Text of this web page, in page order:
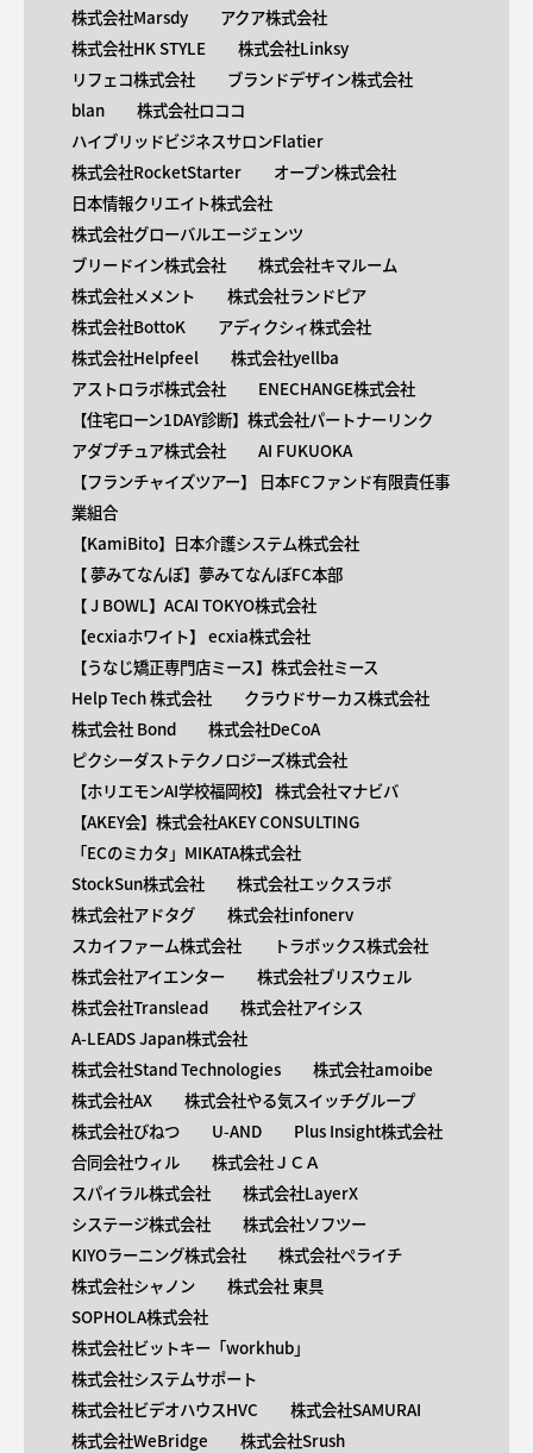
株式会社Marsdy
アクア株式会社
株式会社HK STYLE
株式会社Linksy
リフェコ株式会社
ブランドデザイン株式会社
blan
株式会社ロココ
ハイブリッドビジネスサロンFlatier
株式会社RocketStarter
オープン株式会社
日本情報クリエイト株式会社
株式会社グローバルエージェンツ
ブリードイン株式会社
株式会社キマルーム
株式会社メメント
株式会社ランドピア
株式会社BottoK
アディクシィ株式会社
株式会社Helpfeel
株式会社yellba
アストロラボ株式会社
ENECHANGE株式会社
【住宅ローン1DAY診断】株式会社パートナーリンク
アダプチュア株式会社
AI FUKUOKA
【​フランチャイズツアー】 日本FCファンド有限責任事
業組合
【KamiBito​】日本介護システム株式会社
【 ​夢みてなんぼ】夢みてなんぼFC本部
【 ​J BOWL】ACAI TOKYO株式会社
【​ecxiaホワイト】 ecxia株式会社
【​うなじ矯正専門店ミース】株式会社ミース
Help Tech 株式会社
クラウドサーカス株式会社
株式会社 Bond
株式会社DeCoA
ピクシーダストテクノロジーズ株式会社
【ホリエモンAI学校福岡校】 株式会社マナビバ
【AKEY会】株式会社AKEY CONSULTING
「ECのミカタ」MIKATA株式会社
StockSun株式会社
株式会社エックスラボ
株式会社アドタグ
株式会社infonerv
スカイファーム株式会社
トラボックス株式会社
株式会社アイエンター
株式会社ブリスウェル
株式会社Translead
株式会社アイシス
A-LEADS Japan株式会社
株式会社Stand Technologies
株式会社amoibe
株式会社AX
株式会社やる気スイッチグループ
株式会社びねつ
U-AND
Plus Insight株式会社
合同会社ウィル
株式会社ＪＣＡ
スパイラル株式会社
株式会社LayerX
システージ株式会社
株式会社ソフツー
KIYOラーニング株式会社
株式会社ペライチ
株式会社シャノン
株式会社 東具
SOPHOLA株式会社
株式会社ビットキー「workhub」
株式会社システムサポート
株式会社ビデオハウスHVC
株式会社SAMURAI
株式会社WeBridge
株式会社Srush